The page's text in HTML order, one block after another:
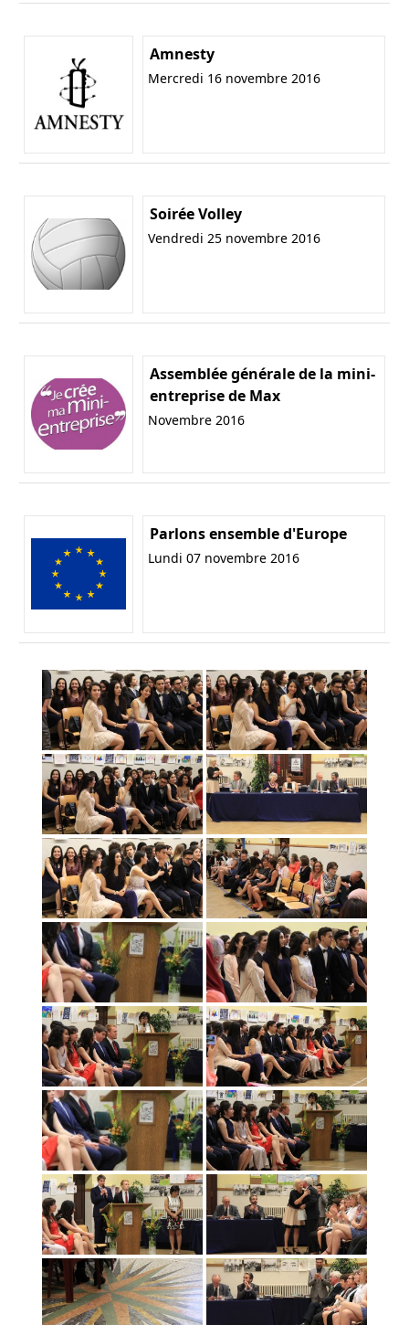
Amnesty
Mercredi 16 novembre 2016
Soirée Volley
Vendredi 25 novembre 2016
Assemblée générale de la mini-
entreprise de Max
Novembre 2016
Parlons ensemble d'Europe
Lundi 07 novembre 2016